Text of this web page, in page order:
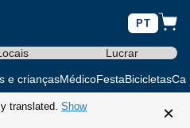
PT
Lucrar
e criançasMédicoFestaBicicletas
translated. Show
×